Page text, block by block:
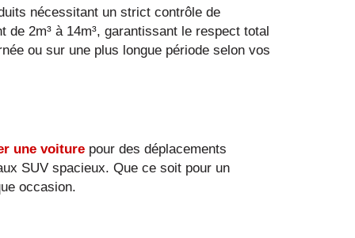
nécessitant un strict contrôle de
de 2m³ à 14m³, garantissant le respect total
ou sur une plus longue période selon vos
une voiture pour des déplacements
SUV spacieux. Que ce soit pour un
occasion.